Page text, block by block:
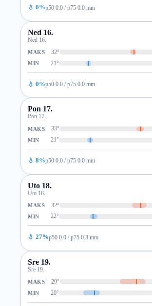
💧 0%p50 0.0 / p75 0.0 mm
Ned 16.
Ned 16.
MAKS 32°
MIN 21°
💧 0%p50 0.0 / p75 0.0 mm
Pon 17.
Pon 17.
MAKS 33°
MIN 21°
💧 8%p50 0.0 / p75 0.0 mm
Uto 18.
Uto 18.
MAKS 32°
MIN 22°
💧 27%p50 0.0 / p75 0.3 mm
Sre 19.
Sre 19.
MAKS 29°
MIN 20°